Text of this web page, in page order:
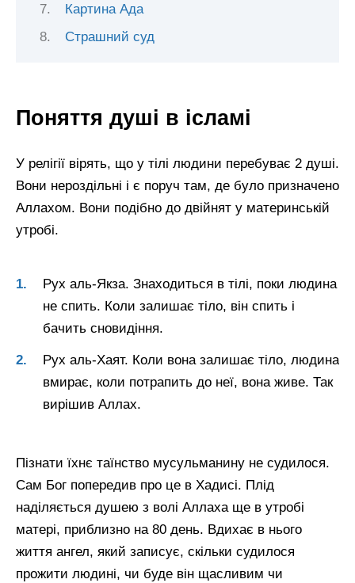
Картина Ада
Страшний суд
Поняття душі в ісламі
У релігії вірять, що у тілі людини перебуває 2 душі.
Вони нероздільні і є поруч там, де було призначено
Аллахом. Вони подібно до двійнят у материнській
утробі.
Рух аль-Якза. Знаходиться в тілі, поки людина
не спить. Коли залишає тіло, він спить і
бачить сновидіння.
Рух аль-Хаят. Коли вона залишає тіло, людина
вмирає, коли потрапить до неї, вона живе. Так
вирішив Аллах.
Пізнати їхнє таїнство мусульманину не судилося.
Сам Бог попередив про це в Хадисі. Плід
наділяється душею з волі Аллаха ще в утробі
матері, приблизно на 80 день. Вдихає в нього
життя ангел, який записує, скільки судилося
прожити людині, чи буде він щасливим чи